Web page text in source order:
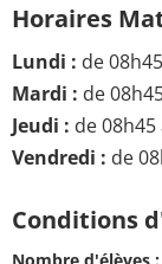
Horaires
Lundi : de
Mardi : de
Jeudi : de
Vendredi : de
Conditions